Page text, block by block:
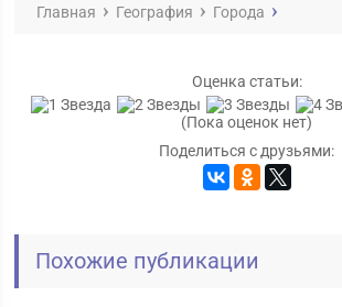
Главная География Города
Оценка статьи:
(Пока оценок нет)
Поделиться с друзьями:
Похожие публикации